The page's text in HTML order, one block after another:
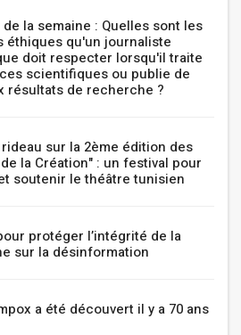
la semaine : Quelles sont les
éthiques qu'un journaliste
doit respecter lorsqu'il traite
scientifiques ou publie de
résultats de recherche ?
sur la 2ème édition des
la Création" : un festival pour
soutenir le théâtre tunisien
protéger l’intégrité de la
sur la désinformation
a été découvert il y a 70 ans